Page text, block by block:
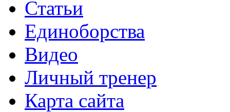
Статьи
Единоборства
Видео
Личный тренер
Карта сайта